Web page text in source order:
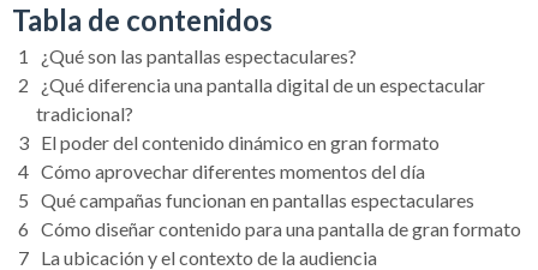
Tabla de contenidos
¿Qué son las pantallas espectaculares?
¿Qué diferencia una pantalla digital de un espectacular
tradicional?
El poder del contenido dinámico en gran formato
Cómo aprovechar diferentes momentos del día
Qué campañas funcionan en pantallas espectaculares
Cómo diseñar contenido para una pantalla de gran formato
La ubicación y el contexto de la audiencia